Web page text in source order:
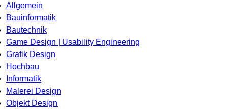
Allgemein
Bauinformatik
Bautechnik
Game Design | Usability Engineering
Grafik Design
Hochbau
Informatik
Malerei Design
Objekt Design